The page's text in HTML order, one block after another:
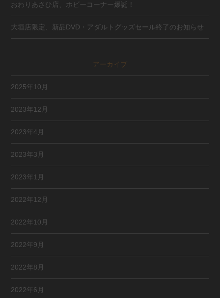
おわりあさひ店、ホビーコーナー爆誕！
大垣店限定、新品DVD・アダルトグッズセール終了のお知らせ
アーカイブ
2025年10月
2023年12月
2023年4月
2023年3月
2023年1月
2022年12月
2022年10月
2022年9月
2022年8月
2022年6月